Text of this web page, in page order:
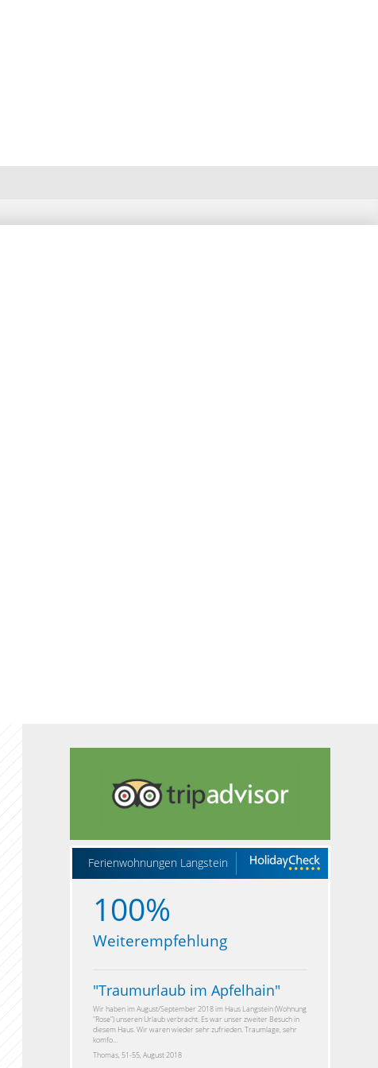
Ferienwohnungen Langstein
100%
Weiterempfehlung
"Traumurlaub im Apfelhain"
Wir haben im August/September 2018 im Haus Langstein (Wohnung
"Rose") unseren Urlaub verbracht. Es war unser zweiter Besuch in
diesem Haus. Wir waren wieder sehr zufrieden. Traumlage, sehr
komfo...
Thomas, 51-55, August 2018